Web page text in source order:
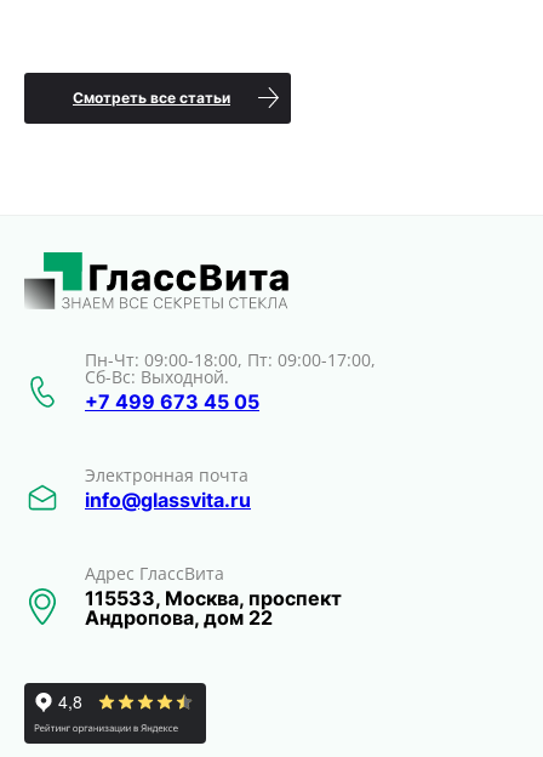
Смотреть все статьи
Пн-Чт: 09:00-18:00, Пт: 09:00-17:00,
Сб-Вс: Выходной.
+7 499 673 45 05
Электронная почта
info@glassvita.ru
Адрес ГлассВита
115533, Москва, проспект
Андропова, дом 22